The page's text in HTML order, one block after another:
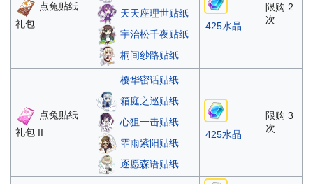
点兔贴纸
礼包
天天座理世贴纸
宇治松千夜贴纸
桐间纱路贴纸
425水晶
限购 2
次
点兔贴纸
礼包 II
樱华密话贴纸
箱庭之巡贴纸
心狙一击贴纸
霏雨紫阳贴纸
逐愿森语贴纸
425水晶
限购 3
次